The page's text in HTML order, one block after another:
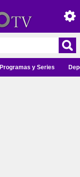
Programas y Series